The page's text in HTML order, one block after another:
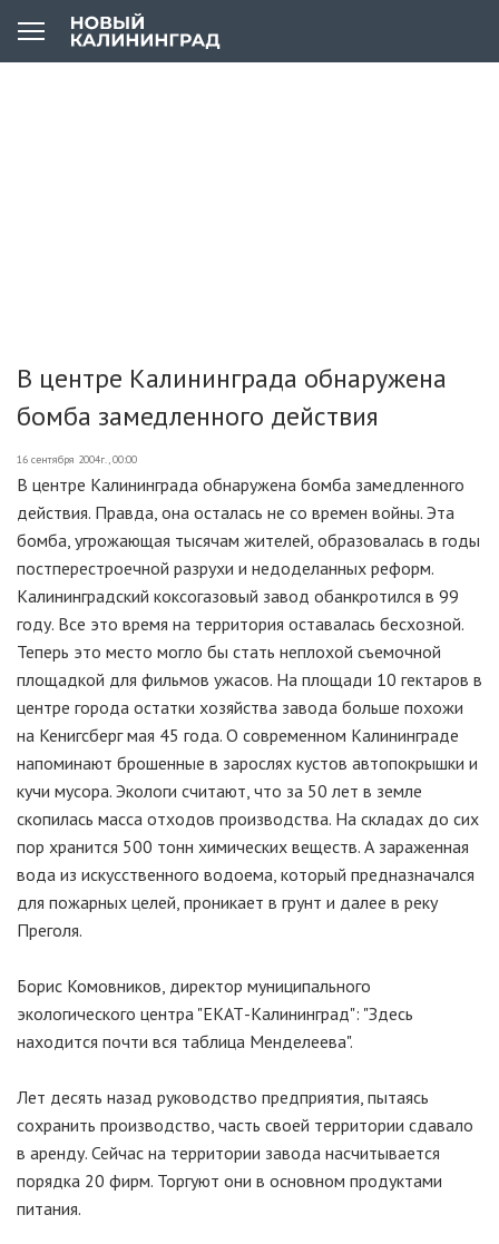
В центре Калининграда обнаружена
бомба замедленного действия
16 сентября 2004г., 00:00
В центре Калининграда обнаружена бомба замедленного
действия. Правда, она осталась не со времен войны. Эта
бомба, угрожающая тысячам жителей, образовалась в годы
постперестроечной разрухи и недоделанных реформ.
Калининградский коксогазовый завод обанкротился в 99
году. Все это время на территория оставалась бесхозной.
Теперь это место могло бы стать неплохой съемочной
площадкой для фильмов ужасов. На площади 10 гектаров в
центре города остатки хозяйства завода больше похожи
на Кенигсберг мая 45 года. О современном Калининграде
напоминают брошенные в зарослях кустов автопокрышки и
кучи мусора. Экологи считают, что за 50 лет в земле
скопилась масса отходов производства. На складах до сих
пор хранится 500 тонн химических веществ. А зараженная
вода из искусственного водоема, который предназначался
для пожарных целей, проникает в грунт и далее в реку
Преголя.
Борис Комовников, директор муниципального
экологического центра "ЕКАТ-Калининград": "Здесь
находится почти вся таблица Менделеева".
Лет десять назад руководство предприятия, пытаясь
сохранить производство, часть своей территории сдавало
в аренду. Сейчас на территории завода насчитывается
порядка 20 фирм. Торгуют они в основном продуктами
питания.